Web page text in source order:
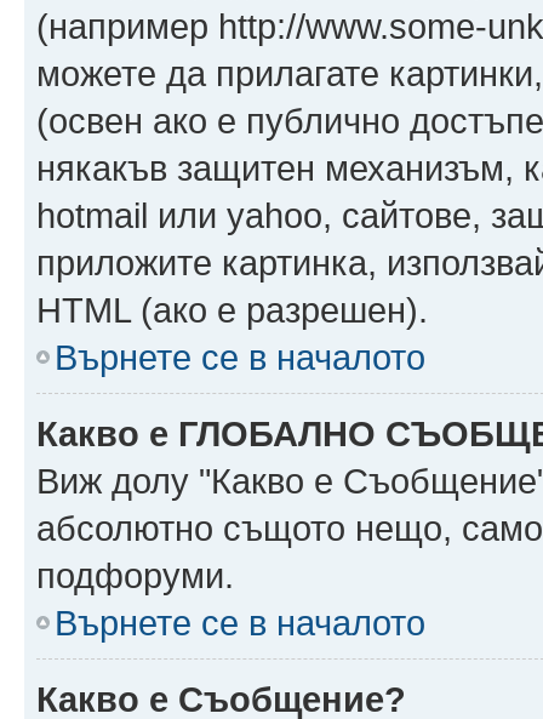
(например http://www.some-
можете да прилагате
(освен ако е публично
някакъв защитен механизъм,
hotmail или yahoo, сайтове,
приложите картинка,
HTML (ако е разрешен).
Върнете се в началото
Какво е ГЛОБАЛНО
Виж долу "Какво е
абсолютно същото нещо,
подфоруми.
Върнете се в началото
Какво е Съобщение?